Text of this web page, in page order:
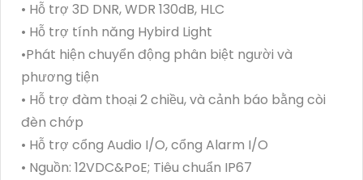
• Hỗ trợ 3D DNR, WDR 130dB, HLC
• Hỗ trợ tính năng Hybird Light
•Phát hiện chuyển động phân biệt người và
phương tiện
• Hỗ trợ đàm thoại 2 chiều, và cảnh báo bằng còi
đèn chớp
• Hỗ trợ cổng Audio I/O, cổng Alarm I/O
• Nguồn: 12VDC&PoE; Tiêu chuẩn IP67